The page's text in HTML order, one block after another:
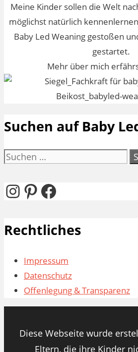
Meine Kinder sollen die Welt
möglichst natürlich
Baby Led Weaning gestoßen
gestartet.
Mehr über mich
Suchen auf Baby
Suchen
Instagram
Pinterest
Facebook
Rechtliches
Impressum
Datenschutz
Offenlegung & Transparenz
Diese Webseite wurde
Eltern, die ihre Kinder